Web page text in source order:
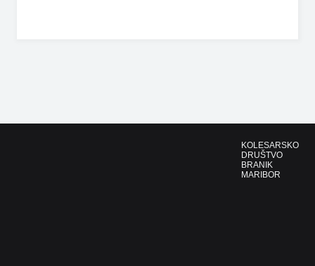
KOLESARSKO
DRUŠTVO
BRANIK
MARIBOR